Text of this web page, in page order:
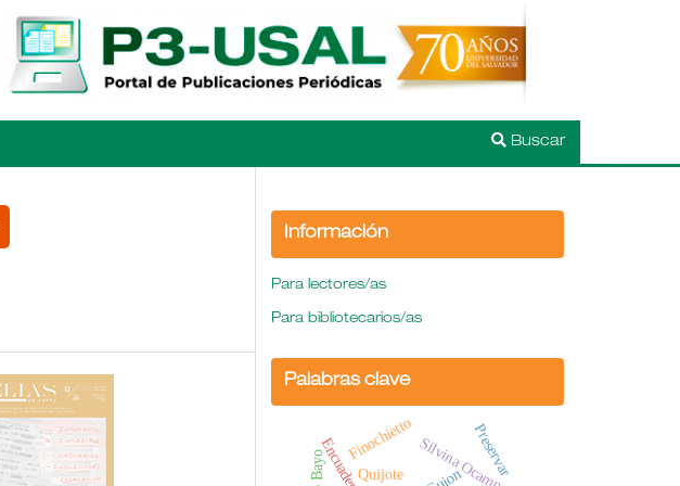
Buscar
Información
Para lectores/as
Para bibliotecarios/as
Palabras clave
Quijote Silvina Ocampo
Finochietto Preservar